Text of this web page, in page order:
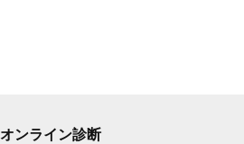
オンライン診断